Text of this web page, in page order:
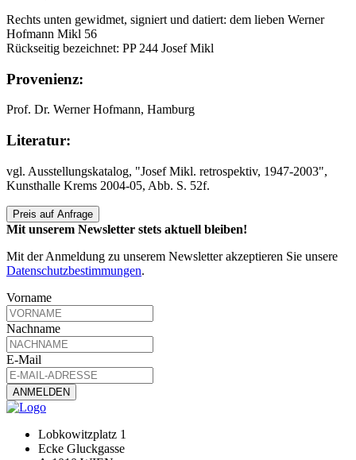
Rechts unten gewidmet, signiert und datiert: dem lieben Werner
Hofmann Mikl 56
Rückseitig bezeichnet: PP 244 Josef Mikl
Provenienz:
Prof. Dr. Werner Hofmann, Hamburg
Literatur:
vgl. Ausstellungskatalog, "Josef Mikl. retrospektiv, 1947-2003",
Kunsthalle Krems 2004-05, Abb. S. 52f.
Preis auf Anfrage
Mit unserem Newsletter stets aktuell bleiben!
Mit der Anmeldung zu unserem Newsletter akzeptieren Sie unsere
Datenschutzbestimmungen.
Vorname
Nachname
E-Mail
Lobkowitzplatz 1
Ecke Gluckgasse